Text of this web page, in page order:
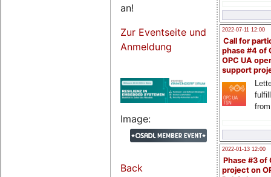
2022-07-11 12:00
Call for
phase #4 of
OPC UA
support
2022-01-13 12:00
Phase #3 of
project on
an!
Zur Eventseite und
Anmeldung
Image:
Back